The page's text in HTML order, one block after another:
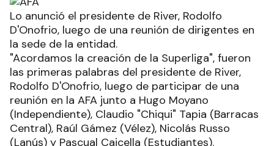
Lo anunció el presidente de River, Rodolfo
D'Onofrio, luego de una reunión de dirigentes en
la sede de la entidad.
"Acordamos la creación de la Superliga", fueron
las primeras palabras del presidente de River,
Rodolfo D'Onofrio, luego de participar de una
reunión en la AFA junto a Hugo Moyano
(Independiente), Claudio "Chiqui" Tapia (Barracas
Central), Raúl Gámez (Vélez), Nicolás Russo
(Lanús) y Pascual Caicella (Estudiantes).